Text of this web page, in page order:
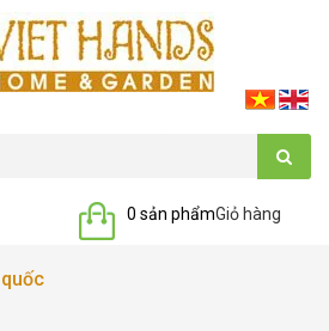
Giỏ hàng
0 sản phẩm